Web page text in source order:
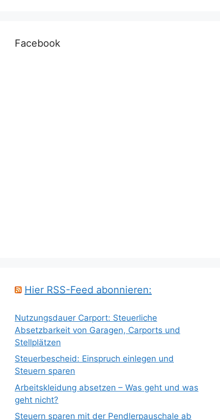
Facebook
Hier RSS-Feed abonnieren:
Nutzungsdauer Carport: Steuerliche
Absetzbarkeit von Garagen, Carports und
Stellplätzen
Steuerbescheid: Einspruch einlegen und
Steuern sparen
Arbeitskleidung absetzen – Was geht und was
geht nicht?
Steuern sparen mit der Pendlerpauschale ab